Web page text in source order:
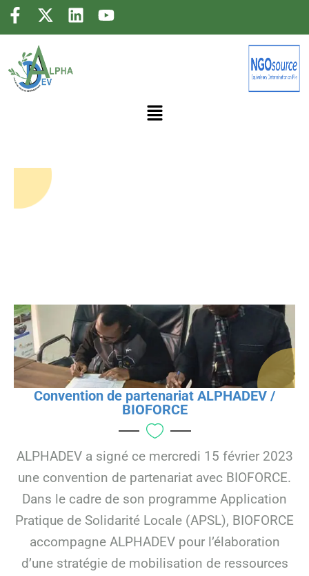
Convention de partenariat ALPHADEV /
BIOFORCE
ALPHADEV a signé ce mercredi 15 février 2023
une convention de partenariat avec BIOFORCE.
Dans le cadre de son programme Application
Pratique de Solidarité Locale (APSL), BIOFORCE
accompagne ALPHADEV pour l’élaboration
d’une stratégie de mobilisation de ressources